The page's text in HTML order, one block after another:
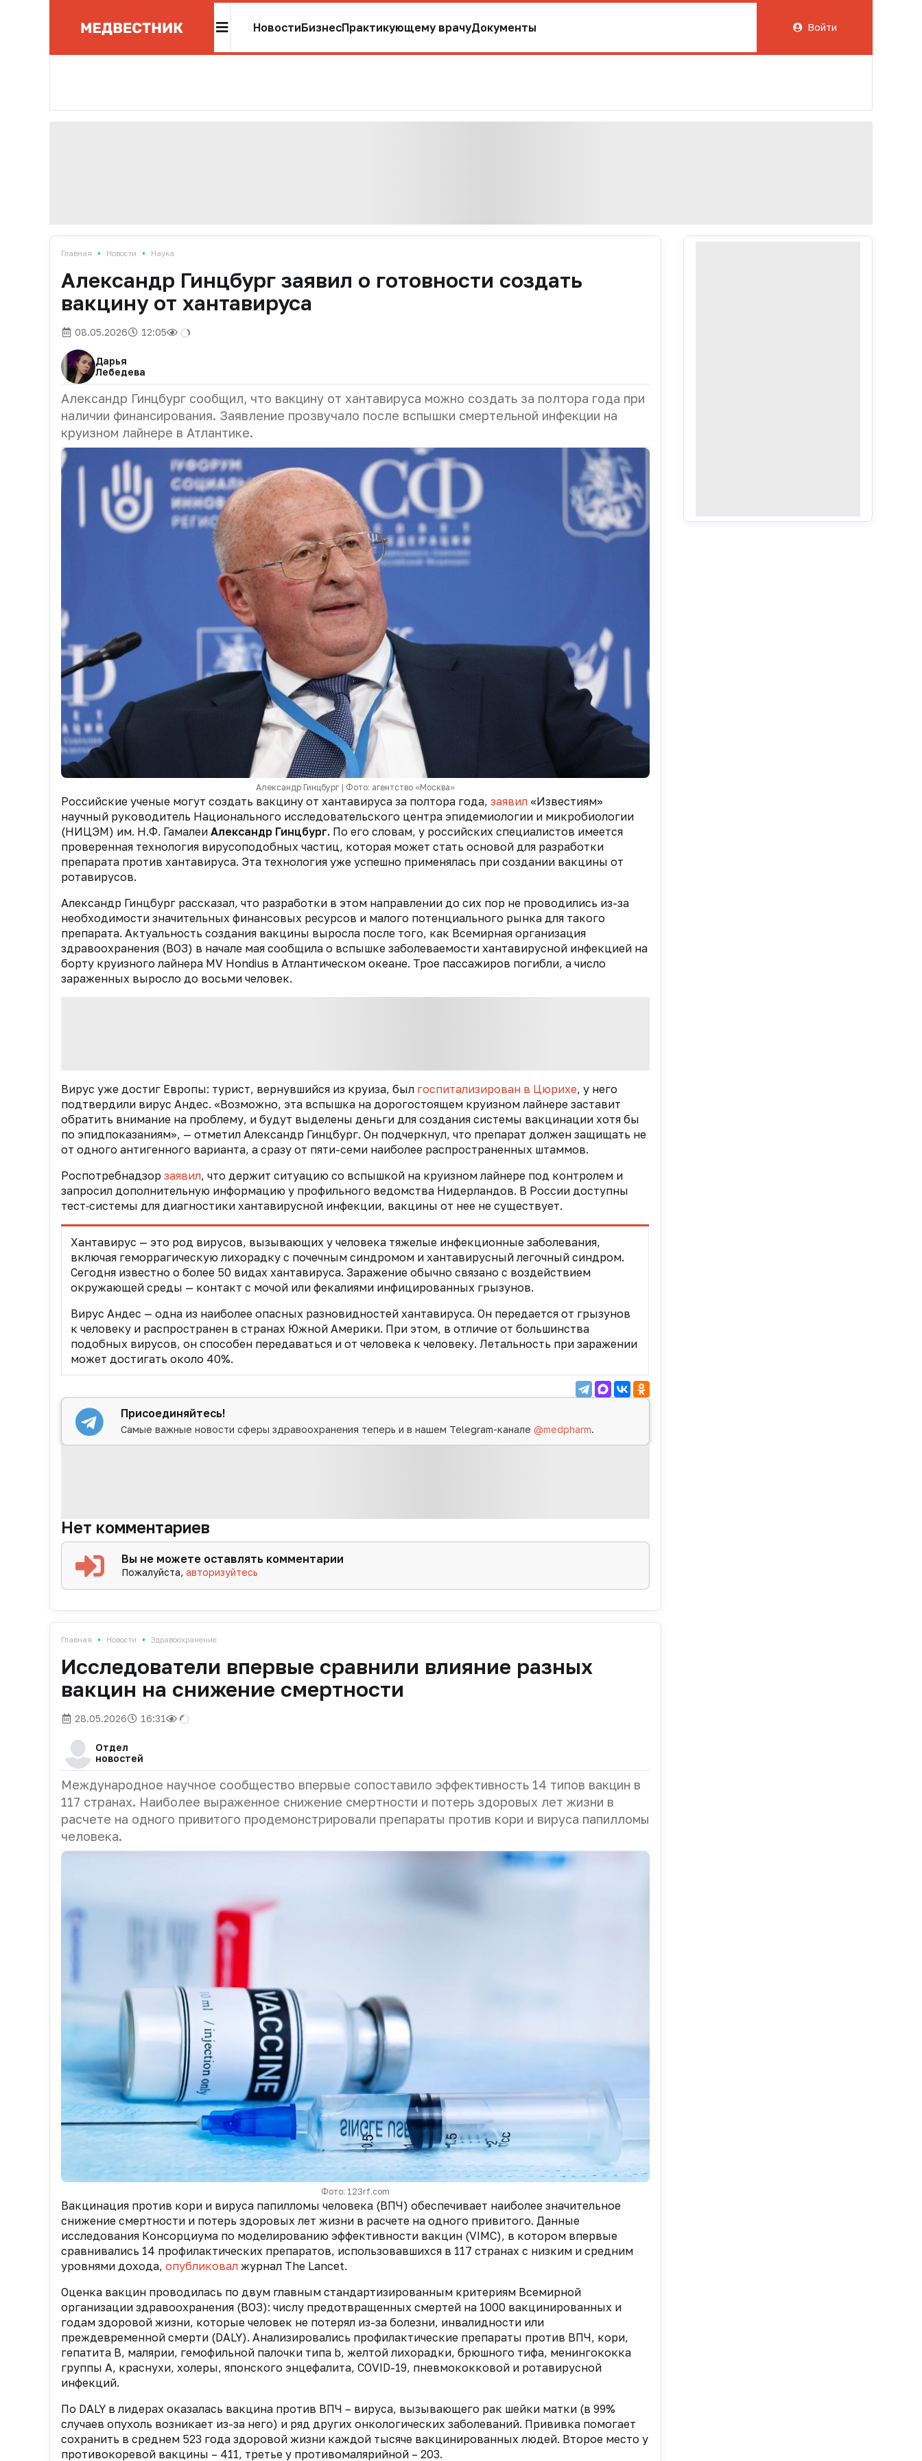
НовостиБизнесПрактикующему врачуДокументы Войти
Главная • Новости • Наука
Александр Гинцбург заявил о готовности создать
вакцину от хантавируса
08.05.2026 12:05
Дарья
Лебедева
Александр Гинцбург сообщил, что вакцину от хантавируса можно создать за полтора года при
наличии финансирования. Заявление прозвучало после вспышки смертельной инфекции на
круизном лайнере в Атлантике.
Александр Гинцбург | Фото: агентство «Москва»
Российские ученые могут создать вакцину от хантавируса за полтора года, заявил «Известиям»
научный руководитель Национального исследовательского центра эпидемиологии и микробиологии
(НИЦЭМ) им. Н.Ф. Гамалеи Александр Гинцбург. По его словам, у российских специалистов имеется
проверенная технология вирусоподобных частиц, которая может стать основой для разработки
препарата против хантавируса. Эта технология уже успешно применялась при создании вакцины от
ротавирусов.
Александр Гинцбург рассказал, что разработки в этом направлении до сих пор не проводились из-за
необходимости значительных финансовых ресурсов и малого потенциального рынка для такого
препарата. Актуальность создания вакцины выросла после того, как Всемирная организация
здравоохранения (ВОЗ) в начале мая сообщила о вспышке заболеваемости хантавирусной инфекцией на
борту круизного лайнера MV Hondius в Атлантическом океане. Трое пассажиров погибли, а число
зараженных выросло до восьми человек.
Вирус уже достиг Европы: турист, вернувшийся из круиза, был госпитализирован в Цюрихе, у него
подтвердили вирус Андес. «Возможно, эта вспышка на дорогостоящем круизном лайнере заставит
обратить внимание на проблему, и будут выделены деньги для создания системы вакцинации хотя бы
по эпидпоказаниям», — отметил Александр Гинцбург. Он подчеркнул, что препарат должен защищать не
от одного антигенного варианта, а сразу от пяти-семи наиболее распространенных штаммов.
Роспотребнадзор заявил, что держит ситуацию со вспышкой на круизном лайнере под контролем и
запросил дополнительную информацию у профильного ведомства Нидерландов. В России доступны
тест‑системы для диагностики хантавирусной инфекции, вакцины от нее не существует.
Хантавирус — это род вирусов, вызывающих у человека тяжелые инфекционные заболевания,
включая геморрагическую лихорадку с почечным синдромом и хантавирусный легочный синдром.
Сегодня известно о более 50 видах хантавируса. Заражение обычно связано с воздействием
окружающей среды — контакт с мочой или фекалиями инфицированных грызунов.
Вирус Андес — одна из наиболее опасных разновидностей хантавируса. Он передается от грызунов
к человеку и распространен в странах Южной Америки. При этом, в отличие от большинства
подобных вирусов, он способен передаваться и от человека к человеку. Летальность при заражении
может достигать около 40%.
Присоединяйтесь!
Самые важные новости сферы здравоохранения теперь и в нашем Telegram-канале@medpharm.
Нет комментариев
Вы не можете оставлять комментарии
Пожалуйста,авторизуйтесь
Главная • Новости • Здравоохранение
Исследователи впервые сравнили влияние разных
вакцин на снижение смертности
28.05.2026 16:31
Отдел
новостей
Международное научное сообщество впервые сопоставило эффективность 14 типов вакцин в
117 странах. Наиболее выраженное снижение смертности и потерь здоровых лет жизни в
расчете на одного привитого продемонстрировали препараты против кори и вируса папилломы
человека.
Фото: 123rf.com
Вакцинация против кори и вируса папилломы человека (ВПЧ) обеспечивает наиболее значительное
снижение смертности и потерь здоровых лет жизни в расчете на одного привитого. Данные
исследования Консорциума по моделированию эффективности вакцин (VIMC), в котором впервые
сравнивались 14 профилактических препаратов, использовавшихся в 117 странах с низким и средним
уровнями дохода, опубликовал журнал The Lancet.
Оценка вакцин проводилась по двум главным стандартизированным критериям Всемирной
организации здравоохранения (ВОЗ): числу предотвращенных смертей на 1000 вакцинированных и
годам здоровой жизни, которые человек не потерял из-за болезни, инвалидности или
преждевременной смерти (DALY). Анализировались профилактические препараты против ВПЧ, кори,
гепатита B, малярии, гемофильной палочки типа b, желтой лихорадки, брюшного тифа, менингококка
группы А, краснухи, холеры, японского энцефалита, COVID-19, пневмококковой и ротавирусной
инфекций.
По DALY в лидерах оказалась вакцина против ВПЧ – вируса, вызывающего рак шейки матки (в 99%
случаев опухоль возникает из-за него) и ряд других онкологических заболеваний. Прививка помогает
сохранить в среднем 523 года здоровой жизни каждой тысяче вакцинированных людей. Второе место у
противокоревой вакцины – 411, третье у противомалярийной – 203.